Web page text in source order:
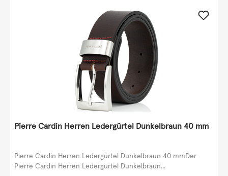
Pierre Cardin Herren Ledergürtel Dunkelbraun 40 mm
Pierre Cardin Herren Ledergürtel Dunkelbraun 40 mmDer
Pierre Cardin Herren Ledergürtel Dunkelbraun...